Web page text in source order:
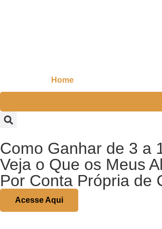
Home
Como Ganhar de 3 a
Veja o Que os Meus
Por Conta Própria de
Acesse Aqui